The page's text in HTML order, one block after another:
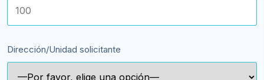
Dirección/Unidad solicitante